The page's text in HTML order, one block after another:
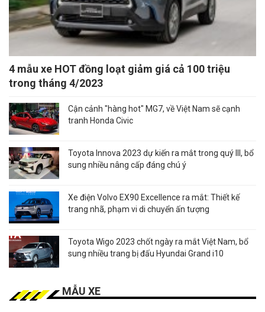
4 mẫu xe HOT đồng loạt giảm giá cả 100 triệu
trong tháng 4/2023
Cận cảnh "hàng hot" MG7, về Việt Nam sẽ cạnh
tranh Honda Civic
Toyota Innova 2023 dự kiến ra mắt trong quý III, bổ
sung nhiều nâng cấp đáng chú ý
Xe điện Volvo EX90 Excellence ra mắt: Thiết kế
trang nhã, phạm vi di chuyển ấn tượng
Toyota Wigo 2023 chốt ngày ra mắt Việt Nam, bổ
sung nhiều trang bị đấu Hyundai Grand i10
MẪU XE